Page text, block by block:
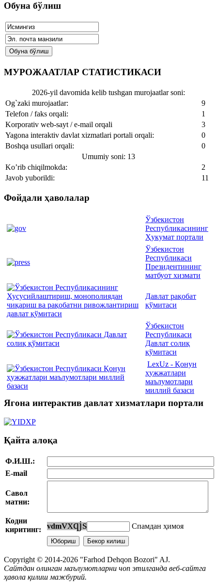
Обуна бўлиш
МУРОЖААТЛАР СТАТИСТИКАСИ
2026-yil davomida kelib tushgan murojaatlar soni:
Og`zaki murojaatlar:
9
Telefon / faks orqali:
1
Korporativ web-sayt / e-mail orqali
3
Yagona interaktiv davlat xizmatlari portali orqali:
0
Boshqa usullari orqali:
0
Umumiy soni: 13
Ko’rib chiqilmokda:
2
Javob yuborildi:
11
Фойдали ҳаволалар
Ўзбекистон
Республикасининг
Ҳукумат портали
Ўзбекистон
Республикаси
Президентининг
матбуот хизмати
Давлат рақобат
қўмитаси
Ўзбекистон
Республикаси
Давлат солиқ
қўмитаси
LexUz - Қонун
ҳужжатлари
маълумотлари
миллий базаси
Ягона интерактив давлат хизматлари портали
Қайта алоқа
Ф.И.Ш.:
E-mail
Савол
матни:
Кодни
киритинг:
vdmvxqjs Спамдан ҳимоя
Copyright © 2014-2026 "Farhod Dehqon Bozori" AJ.
Сайтдан олинган маълумотларни чоп этилганда веб-сайтга
ҳавола қилиш мажбурий.